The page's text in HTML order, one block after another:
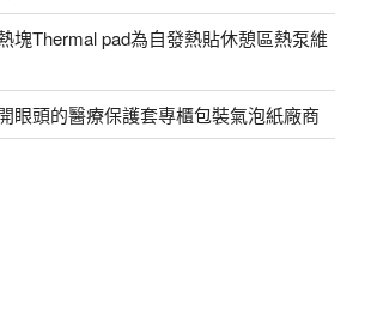
塊Thermal pad為自發熱貼休憩區熱泵維
眼頭的醫療保護套專櫃包裝氣泡紙廠商